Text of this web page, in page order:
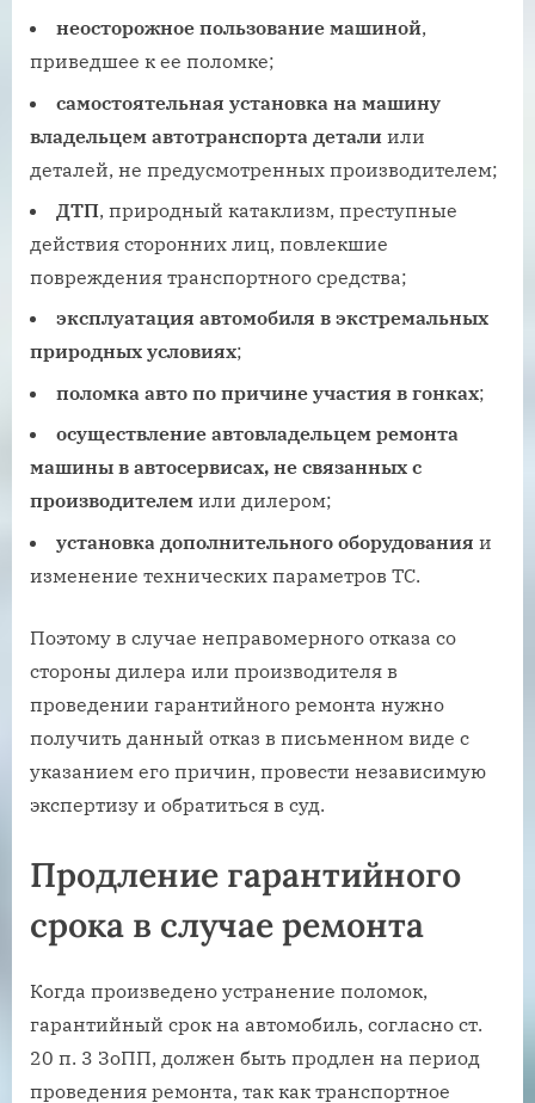
неосторожное пользование машиной,
приведшее к ее поломке;
самостоятельная установка на машину
владельцем автотранспорта детали или
деталей, не предусмотренных производителем;
ДТП, природный катаклизм, преступные
действия сторонних лиц, повлекшие
повреждения транспортного средства;
эксплуатация автомобиля в экстремальных
природных условиях;
поломка авто по причине участия в гонках;
осуществление автовладельцем ремонта
машины в автосервисах, не связанных с
производителем или дилером;
установка дополнительного оборудования и
изменение технических параметров ТС.
Поэтому в случае неправомерного отказа со
стороны дилера или производителя в
проведении гарантийного ремонта нужно
получить данный отказ в письменном виде с
указанием его причин, провести независимую
экспертизу и обратиться в суд.
Продление гарантийного
срока в случае ремонта
Когда произведено устранение поломок,
гарантийный срок на автомобиль, согласно ст.
20 п. 3 ЗоПП, должен быть продлен на период
проведения ремонта, так как транспортное